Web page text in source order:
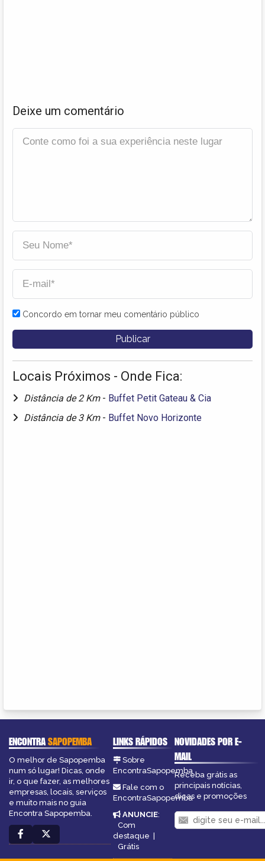
Deixe um comentário
Concordo em tornar meu comentário público
Locais Próximos - Onde Fica:
Distância de 2 Km - Buffet Petit Gateau & Cia
Distância de 3 Km - Buffet Novo Horizonte
ENCONTRASAPOPEMBA
O melhor de Sapopemba
num só lugar! Dicas, onde
ir, o que fazer, as melhores
empresas, locais, serviços
e muito mais no guia
Encontra Sapopemba.
LINKS RÁPIDOS
Sobre
EncontraSapopemba
Fale com o
EncontraSapopemba
ANUNCIE:
Com
destaque |
Grátis
NOVIDADES POR E-
MAIL
Receba grátis as
principais notícias,
dicas e promoções